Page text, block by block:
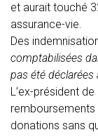
et aurait touché
assurance-vie.
Des
comptabilisées
pas été déclarées
L’ex-président
remboursements
donations sans